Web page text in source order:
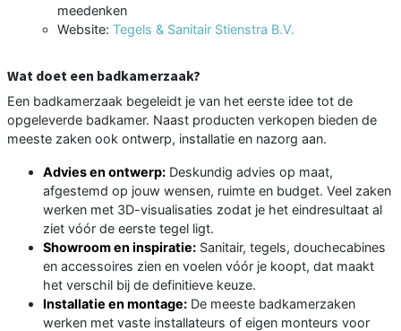
meedenken
Website: Tegels & Sanitair Stienstra B.V.
Wat doet een badkamerzaak?
Een badkamerzaak begeleidt je van het eerste idee tot de
opgeleverde badkamer. Naast producten verkopen bieden de
meeste zaken ook ontwerp, installatie en nazorg aan.
Advies en ontwerp: Deskundig advies op maat,
afgestemd op jouw wensen, ruimte en budget. Veel zaken
werken met 3D-visualisaties zodat je het eindresultaat al
ziet vóór de eerste tegel ligt.
Showroom en inspiratie: Sanitair, tegels, douchecabines
en accessoires zien en voelen vóór je koopt, dat maakt
het verschil bij de definitieve keuze.
Installatie en montage: De meeste badkamerzaken
werken met vaste installateurs of eigen monteurs voor